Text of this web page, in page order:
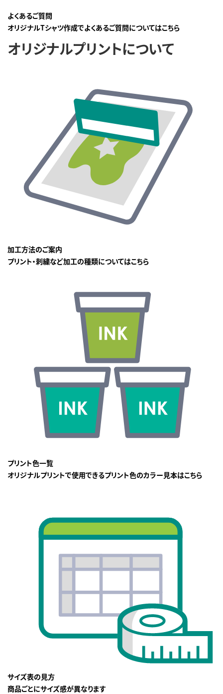
よくあるご質問
オリジナルTシャツ作成でよくあるご質問についてはこちら
オリジナルプリントについて
加工方法のご案内
プリント・刺繍など加工の種類についてはこちら
プリント色一覧
オリジナルプリントで使用できるプリント色のカラー見本はこちら
サイズ表の見方
商品ごとにサイズ感が異なります